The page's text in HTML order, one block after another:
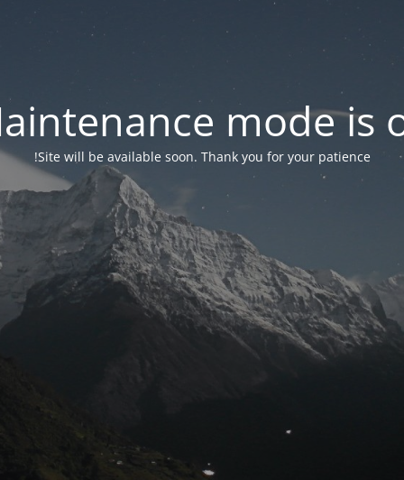
mode is
Site will be available soon. Thank you for your patience!